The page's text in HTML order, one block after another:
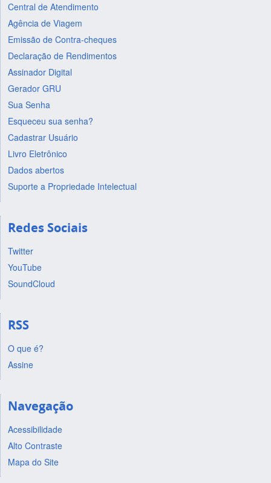
Central de Atendimento
Agência de Viagem
Emissão de Contra-cheques
Declaração de Rendimentos
Assinador Digital
Gerador GRU
Sua Senha
Esqueceu sua senha?
Cadastrar Usuário
Livro Eletrônico
Dados abertos
Suporte a Propriedade Intelectual
Redes Sociais
Twitter
YouTube
SoundCloud
RSS
O que é?
Assine
Navegação
Acessibilidade
Alto Contraste
Mapa do Site